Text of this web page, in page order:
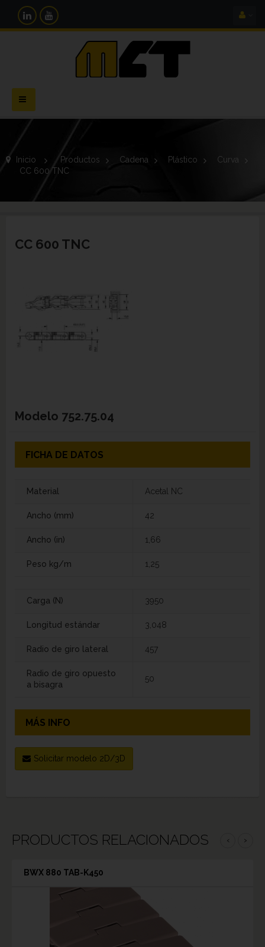
Navegación
Toggle
Inicio > Productos > Cadena > Plástico >
Curva
CC 600 TNC
CC 600 TNC
Modelo 752.75.04
FICHA DE DATOS
Material Acetal NC
Ancho (mm) 42
Ancho (in) 1,66
Peso kg/m 1,25
Carga (N) 3950
Longitud estándar 3,048
Radio de giro lateral 457
Radio de giro opuesto
a bisagra
50
MÁS INFO
Solicitar modelo 2D/3D
PRODUCTOS RELACIONADOS ‹ ›
BWX 880 TAB-K450